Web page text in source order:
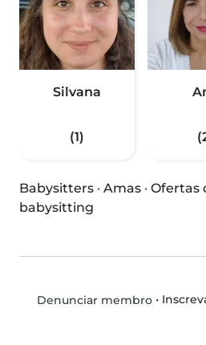
Silvana
(1)
Babysitters · Amas · Ofertas
babysitting
Denunciar membro•